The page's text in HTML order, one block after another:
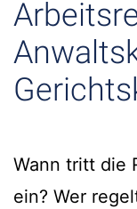
Wann tritt die
ein? Wer